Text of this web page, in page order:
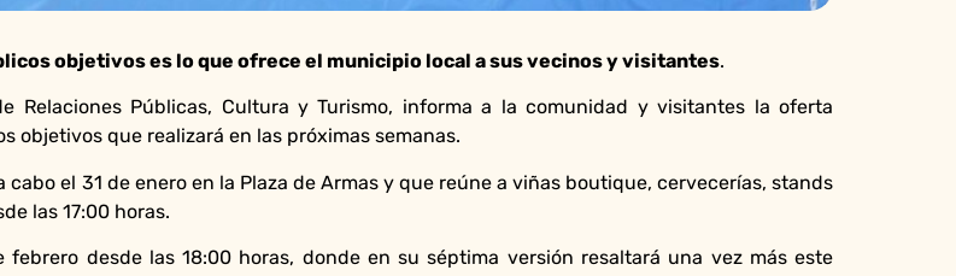
objetivos es lo que ofrece el municipio local a sus vecinos y visitantes.
Relaciones Públicas, Cultura y Turismo, informa a la comunidad y visitantes la oferta
que realizará en las próximas semanas.
cabo el 31 de enero en la Plaza de Armas y que reúne a viñas boutique, cervecerías, stands
las 17:00 horas.
febrero desde las 18:00 horas, donde en su séptima versión resaltará una vez más este